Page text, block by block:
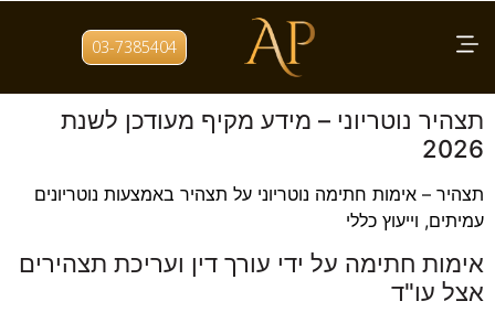
03-7385404 תגית:
מחיר אימות חתימה על
תצהיר נוטריוני – מידע מקיף מעודכן לשנת
2026
תצהיר – אימות חתימה נוטריוני על תצהיר באמצעות נוטריונים
עמיתים, וייעוץ כללי
אימות חתימה על ידי עורך דין ועריכת תצהירים
אצל עו"ד